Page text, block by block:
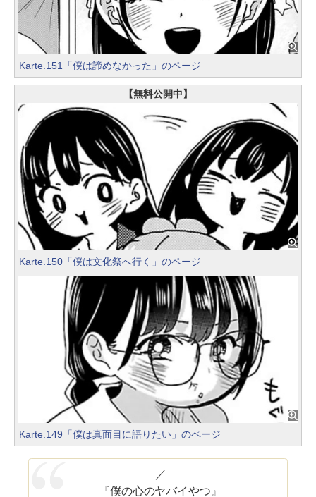
Karte.151「僕は諦めなかった」のページ
【無料公開中】
Karte.150「僕は文化祭へ行く」のページ
Karte.149「僕は真面目に語りたい」のページ
／
『僕の心のヤバイやつ』